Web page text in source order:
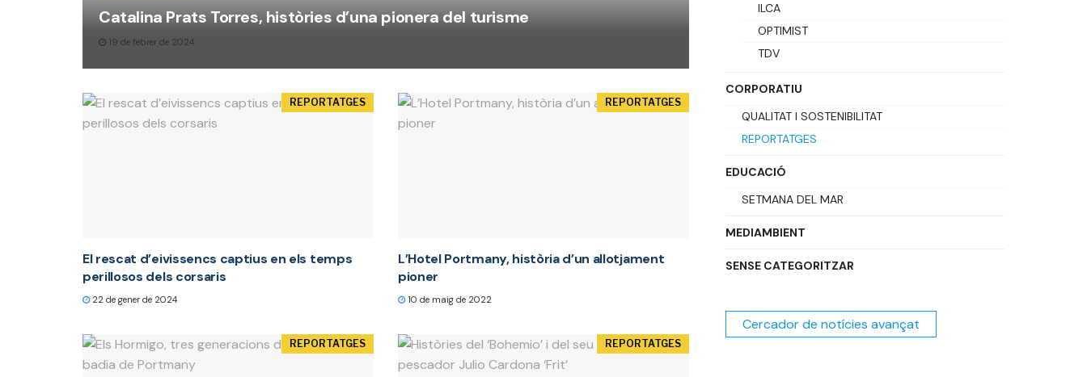
Catalina Prats Torres, històries d’una pionera del turisme
19 de febrer de 2024
REPORTATGES
El rescat d’eivissencs captius en els temps
perillosos dels corsaris
22 de gener de 2024
REPORTATGES
L’Hotel Portmany, història d’un allotjament
pioner
10 de maig de 2022
REPORTATGES REPORTATGES
ILCA
OPTIMIST
TDV
CORPORATIU
QUALITAT I SOSTENIBILITAT
REPORTATGES
EDUCACIÓ
SETMANA DEL MAR
MEDIAMBIENT
SENSE CATEGORITZAR
Cercador de notícies avançat